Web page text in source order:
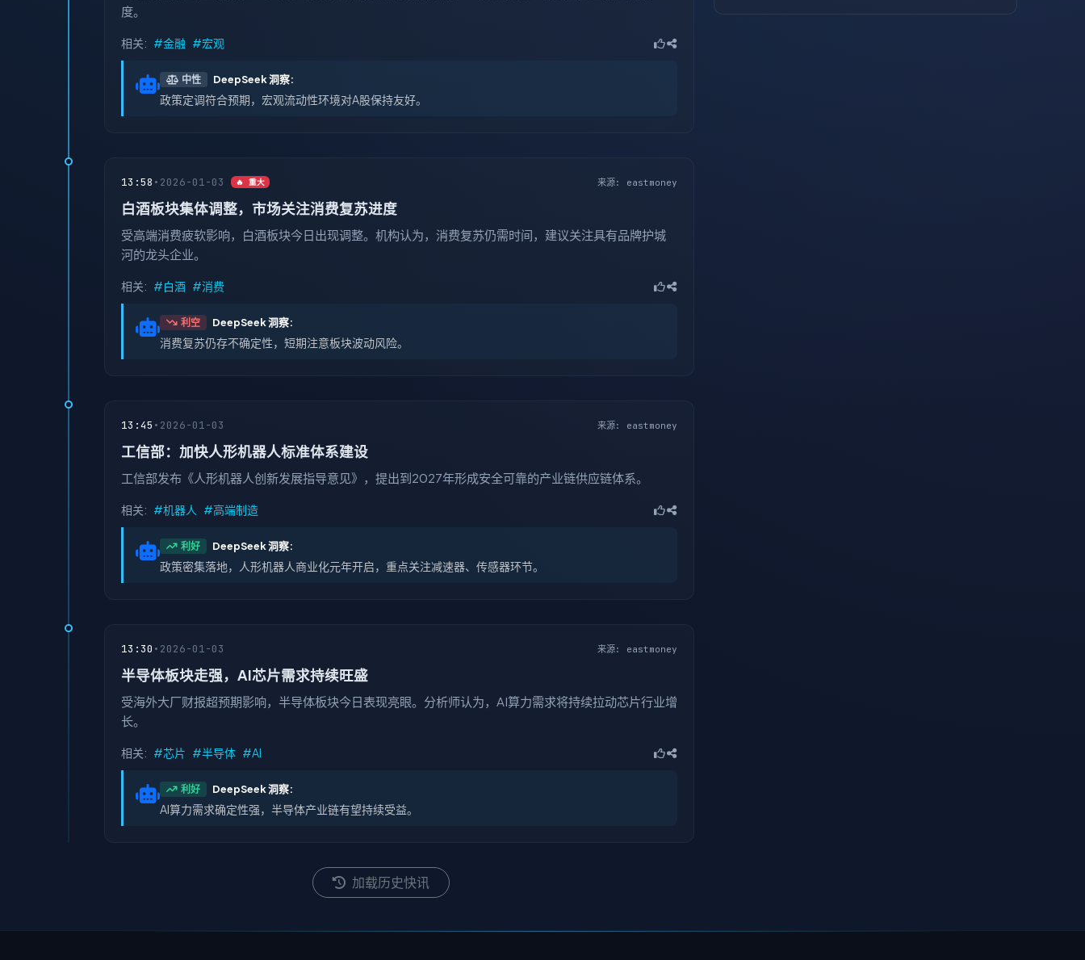
度。
相关: #金融 #宏观
中性 DeepSeek 洞察:
政策定调符合预期，宏观流动性环境对A股保持友好。
13:58 • 2026-01-03 🔥 重大 来源: eastmoney
白酒板块集体调整，市场关注消费复苏进度
受高端消费疲软影响，白酒板块今日出现调整。机构认为，消费复苏仍需时间，建议关注具有品牌护城
河的龙头企业。
相关: #白酒 #消费
利空 DeepSeek 洞察:
消费复苏仍存不确定性，短期注意板块波动风险。
13:45 • 2026-01-03 来源: eastmoney
工信部：加快人形机器人标准体系建设
工信部发布《人形机器人创新发展指导意见》，提出到2027年形成安全可靠的产业链供应链体系。
相关: #机器人 #高端制造
利好 DeepSeek 洞察:
政策密集落地，人形机器人商业化元年开启，重点关注减速器、传感器环节。
13:30 • 2026-01-03 来源: eastmoney
半导体板块走强，AI芯片需求持续旺盛
受海外大厂财报超预期影响，半导体板块今日表现亮眼。分析师认为，AI算力需求将持续拉动芯片行业增
长。
相关: #芯片 #半导体 #AI
利好 DeepSeek 洞察:
AI算力需求确定性强，半导体产业链有望持续受益。
加载历史快讯